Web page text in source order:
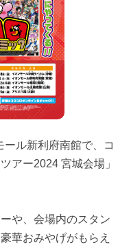
ル新利府南館で、コ
アー2024 宮城会場」
や、会場内のスタン
華おみやげがもらえ